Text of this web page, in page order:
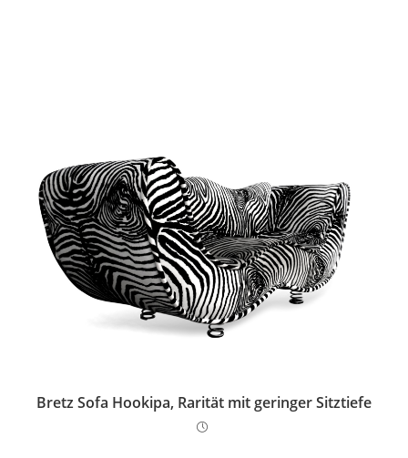
Bretz Sofa Hookipa, Rarität mit geringer Sitztiefe